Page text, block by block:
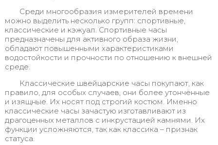
Среди многообразия измерителей времени
можно выделить несколько групп: спортивные,
классические и кэжуал. Спортивные часы
предназначены для активного образа жизни,
обладают повышенными характеристиками
водостойкости и прочности по отношению к внешней
среде.
Классические швейцарские часы покупают, как
правило, для особых случаев, они более утончённые
и изящные. Их носят под строгий костюм. Именно
классические часы зачастую изготавливают из
драгоценных металлов с инкрустацией камнями. Их
функции усложняются, так как классика – признак
статуса.